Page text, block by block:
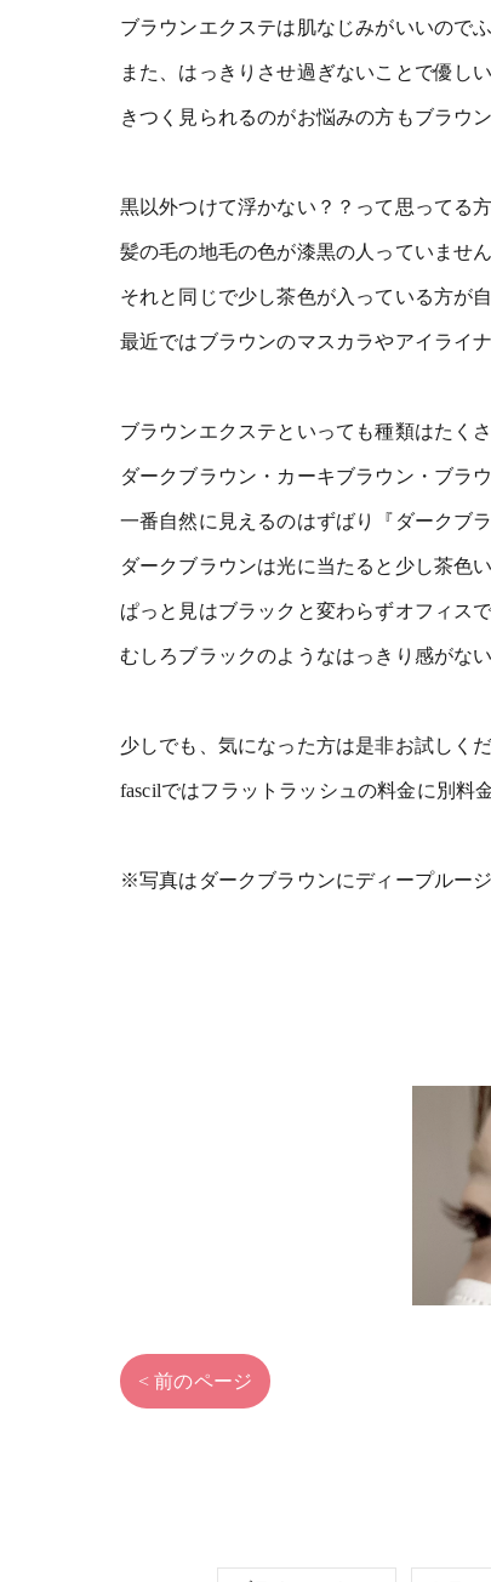
ブラウンエクステは肌なじみがいいので
また、はっきりさせ過ぎないことで優し
きつく見られるのがお悩みの方もブラウ
黒以外つけて浮かない？？って思ってる方
髪の毛の地毛の色が漆黒の人っていません
それと同じで少し茶色が入っている方が
最近ではブラウンのマスカラやアイライ
ブラウンエクステといっても種類はたく
ダークブラウン・カーキブラウン・ブラ
一番自然に見えるのはずばり『ダークブ
ダークブラウンは光に当たると少し茶色
ぱっと見はブラックと変わらずオフィス
むしろブラックのようなはっきり感がな
少しでも、気になった方は是非お試しく
fascilではフラットラッシュの料金に別料
※写真はダークブラウンにディープルー
< 前のページ